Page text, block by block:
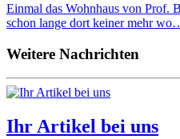
Einmal das Wohnhaus von Prof.
schon lange dort keiner mehr
Weitere Nachrichten
Ihr Artikel bei uns